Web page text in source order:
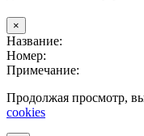
×
Название:
Номер:
Примечание:
Продолжая просмотр,
cookies